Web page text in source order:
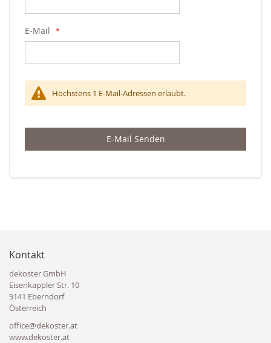
E-Mail
Höchstens 1 E-Mail-Adressen erlaubt.
E-Mail Senden
Kontakt
dekoster GmbH
Eisenkappler Str. 10
9141 Eberndorf
Österreich
office@dekoster.at
www.dekoster.at